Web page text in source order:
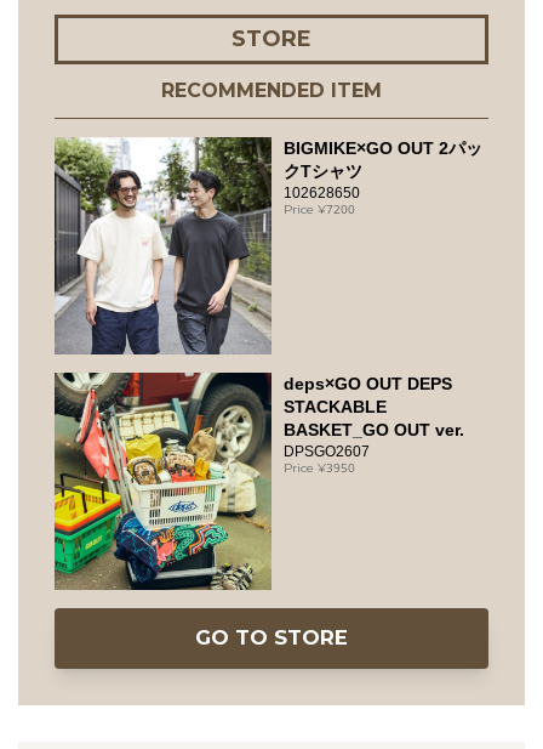
STORE
RECOMMENDED ITEM
BIGMIKE×GO OUT 2パッ
クTシャツ
102628650
7200
deps×GO OUT DEPS
STACKABLE
BASKET_GO OUT ver.
DPSGO2607
3950
GO TO STORE